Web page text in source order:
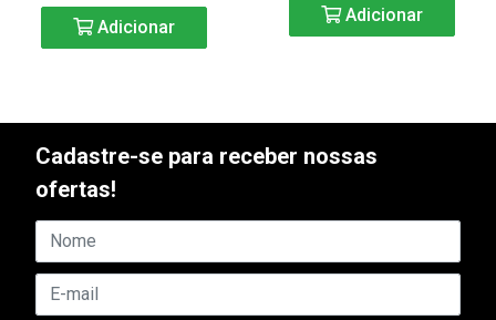
Adicionar
Adicionar
Cadastre-se para receber nossas
ofertas!